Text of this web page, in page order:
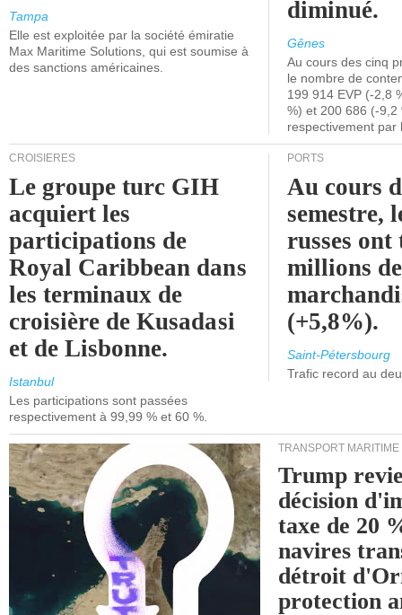
Tampa
Elle est exploitée par la société émiratie
Max Maritime Solutions, qui est soumise à
des sanctions américaines.
diminué.
Gênes
Au cours des cinq
le nombre de
199 914 EVP (-2,8
%) et 200 686 (-9,2
respectivement par
CROISIÈRES
Le groupe turc GIH
acquiert les
participations de
Royal Caribbean dans
les terminaux de
croisière de Kusadasi
et de Lisbonne.
Istanbul
Les participations sont passées
respectivement à 99,99 % et 60 %.
PORTS
Au cours
semestre,
russes
millions
(+5,8%).
Saint-Pétersbourg
Trafic record au
TRANSPORT MARITIME
Trump
décision
taxe de 20
navires
détroit
protection